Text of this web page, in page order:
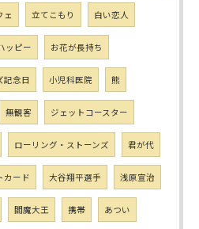
ェ 立てこもり 白い恋人
ッピー お花が長持ち
記念日 小児科医院 熊
無観客 ジェットコースター
ローリング・ストーンズ 君が代
カード 大谷翔平選手 浅原宣治
閻魔大王 携帯 あつい